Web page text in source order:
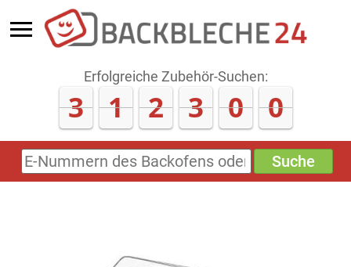
Erfolgreiche Zubehör-Suchen:
3 1 2 3 0 2
E-
Nummern
Suche